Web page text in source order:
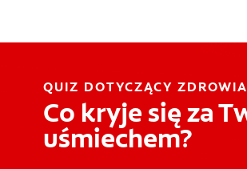
QUIZ DOTYCZĄCY
Co kryje się za
uśmiechem?